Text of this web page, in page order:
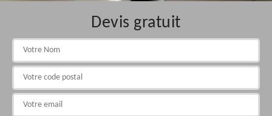
Devis gratuit